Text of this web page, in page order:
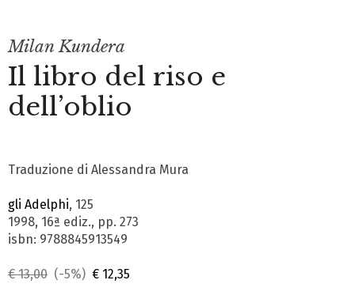
Milan Kundera
Il libro del riso e
dell’oblio
Traduzione di Alessandra Mura
gli Adelphi, 125
1998, 16ª ediz., pp. 273
isbn: 9788845913549
€ 13,00 (-5%) € 12,35